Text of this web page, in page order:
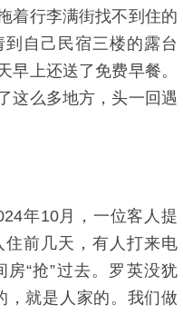
着行李满街找不到住的
自己民宿三楼的露台
早上还送了免费早餐。
这么多地方，头一回遇
年10月，一位客人提
前几天，有人打来电
“抢”过去。罗英没犹
，就是人家的。我们做